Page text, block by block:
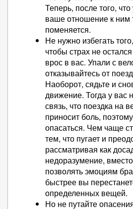
Теперь, после того,
ваше отношение к ним
поменяется.
Не нужно избегать
чтобы страх не
врос в вас. Упали с
отказывайтесь от
Наоборот, сядьте и
движение. Тогда у вас
связь, что поездка на
приносит боль,
опасаться. Чем чаще
тем, что пугает и
рассматривая как
недоразумение,
позволять эмоциям
быстрее вы
определенных вещей.
Но не путайте